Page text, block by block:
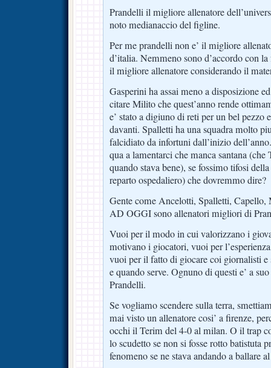
Prandelli il migliore allenatore
noto medianaccio del figline.
Per me prandelli non e’ il migliore
d’italia. Nemmeno sono d’accordo con
il migliore allenatore considerando il
Gasperini ha assai meno a disposizione
citare Milito che quest’anno rende
e’ stato a digiuno di reti per un bel pezzo
davanti. Spalletti ha una squadra molto
falcidiato da infortuni dall’inizio
qua a lamentarci che manca santana
quando stava bene), se fossimo tifosi
reparto ospedaliero) che dovremmo dire?
Gente come Ancelotti, Spalletti,
AD OGGI sono allenatori migliori di
Vuoi per il modo in cui valorizzano i
motivano i giocatori, vuoi per
vuoi per il fatto di giocare coi giornalisti e
e quando serve. Ognuno di questi e’ a
Prandelli.
Se vogliamo scendere sulla terra,
mai visto un allenatore cosi’ a firenze,
occhi il Terim del 4-0 al milan. O il trap
lo scudetto se non si fosse rotto batistuta
fenomeno se ne stava andando a ballare